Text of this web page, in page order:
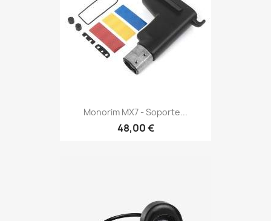
Monorim MX7 - Soporte...
48,00 €